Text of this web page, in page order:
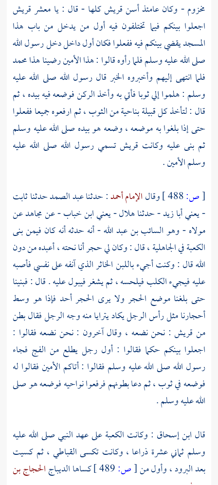
مخزوم- وكان عامئذ أسنقريشكلها - قال : يا معشرقريش
اجعلوا بينكم فيما تختلفون فيه أول من يدخل من باب هذا
المسجد يقضي بينكم فيه ففعلوا فكان أول داخل دخل رسول الله
صلى الله عليه وسلم فلما رأوه قالوا : هذا الأمين رضينا هذامحمد
فلما انتهى إليهم وأخبروه الخبر قال رسول الله صلى الله عليه
وسلم : هلموا إلي ثوبا فأتي به وأخذ الركن فوضعه فيه بيده ، ثم
قال : لتأخذ كل قبيلة بناحية من الثوب ، ثم ارفعوه جميعا ففعلوا
حتى إذا بلغوا به موضعه ، وضعه هو بيده صلى الله عليه وسلم
ثم بنى عليه وكانت قريشتسمي رسول الله صلى الله عليه
وسلم الأمين .
[ص: وقالالإمام أحمد: حدثناعبد الصمدحدثناثابت
- يعني أبا زيد- حدثناهلال - يعني ابن خباب- عنمجاهدعن
مولاه - وهوالسائب بن عبد الله- أنه حدثه أنه كان فيمن بنى
الكعبةفي الجاهلية ، قال : وكان لي حجر أنا نحته ، أعبده من دون
الله قال : وكنت أجيء باللبن الخاثر الذي آنفه على نفسي فأصبه
عليه فيجيء الكلب فيلحسه ، ثم يشغر فيبول عليه . قال : فبنينا
حتى بلغنا موضع الحجر ولا يرى الحجر أحد فإذا هو وسط
أحجارنا مثل رأس الرجل يكاد يترايا منه وجه الرجل فقال بطن
من قريش : نحن نضعه ، وقال آخرون : نحن نضعه فقالوا :
اجعلوا بينكم حكما فقالوا : أول رجل يطلع من الفج فجاء
رسول الله صلى الله عليه وسلم فقالوا : أتاكم الأمين فقالوا له
فوضعه في ثوب ، ثم دعا بطونهم فرفعوا نواحيه فوضعه هو صلى
الله عليه وسلم .
قال ابن إسحاق : وكانت الكعبةعلى عهد النبي صلى الله عليه
وسلم ثماني عشرة ذراعا ، وكانت تكسى القباطي ، ثم كسيت
بعد البرود ، وأول من[ص: كساها الديباجالحجاج بن